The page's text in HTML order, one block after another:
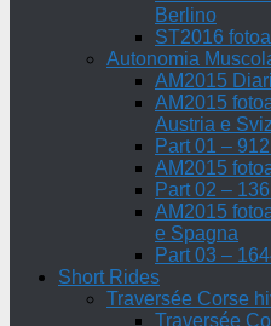
Berlino
ST2016
Autonomia
AM2015
AM2015
Austria e
Part 01 –
AM2015
Part 02 –
AM2015
e Spagna
Part 03 –
Short Rides
Traversée Corse
Traversée